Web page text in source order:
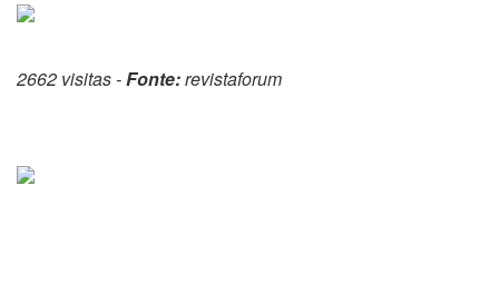
2662 visitas -Fonte:revistaforum